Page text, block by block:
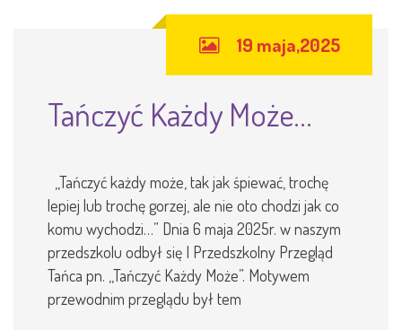
19 maja,2025
Tańczyć Każdy Może…
,,Tańczyć każdy może, tak jak śpiewać, trochę
lepiej lub trochę gorzej, ale nie oto chodzi jak co
komu wychodzi…” Dnia 6 maja 2025r. w naszym
przedszkolu odbył się I Przedszkolny Przegląd
Tańca pn. ,,Tańczyć Każdy Może”. Motywem
przewodnim przeglądu był tem